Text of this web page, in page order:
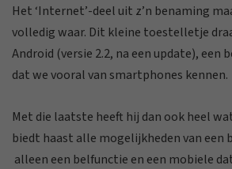
Het ‘Internet’-deel uit z’n benaming
volledig waar. Dit kleine toestelletje
Android (versie 2.2, na een update), een
dat we vooral van smartphones kennen.
Met die laatste heeft hij dan ook heel
biedt haast alle mogelijkheden van een
alleen een belfunctie en een mobiele